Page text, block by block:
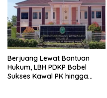
Berjuang Lewat Bantuan
Hukum, LBH PDKP Babel
Sukses Kawal PK hingga